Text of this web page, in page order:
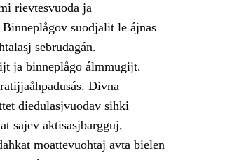
rievtesvuoda ja
suodjalit le ájnas
sebrudagán.
ja binneplågo álmmugijt.
Divna
diedulasjvuodav sihki
sajev aktisasjbargguj,
moattevuohtaj avta bielen